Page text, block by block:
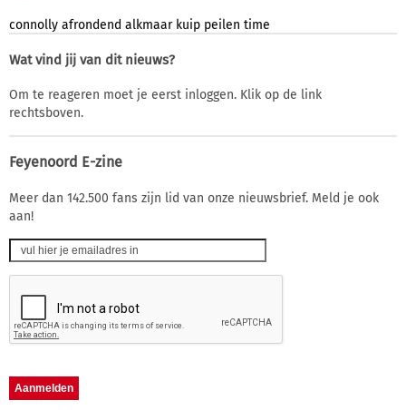
connolly afrondend alkmaar kuip peilen time
Wat vind jij van dit nieuws?
Om te reageren moet je eerst inloggen. Klik op de link
rechtsboven.
Feyenoord E-zine
Meer dan 142.500 fans zijn lid van onze nieuwsbrief. Meld je ook
aan!